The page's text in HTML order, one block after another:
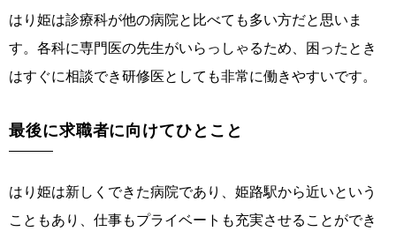
はり姫は診療科が他の病院と比べても多い方だと思いま
す。各科に専門医の先生がいらっしゃるため、困ったとき
はすぐに相談でき研修医としても非常に働きやすいです。
最後に求職者に向けてひとこと
はり姫は新しくできた病院であり、姫路駅から近いという
こともあり、仕事もプライベートも充実させることができ